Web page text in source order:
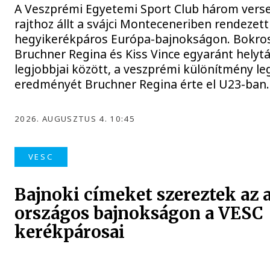
A Veszprémi Egyetemi Sport Club három
rajthoz állt a svájci Monteceneriben rendezett
hegyikerékpáros Európa-bajnokságon.
Bruchner Regina és Kiss Vince egyaránt
legjobbjai között, a veszprémi különítmény
eredményét Bruchner Regina érte el U23-ban.
2026. AUGUSZTUS 4. 10:45
VESC
Bajnoki címeket szereztek az
országos bajnokságon a VESC
kerékpárosai